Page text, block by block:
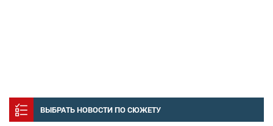
ВЫБРАТЬ НОВОСТИ ПО СЮЖЕТУ